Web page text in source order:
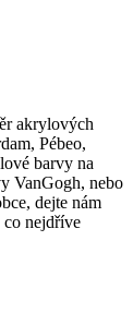
akrylových
Pébeo,
barvy na
VanGogh, nebo
dejte nám
co nejdříve